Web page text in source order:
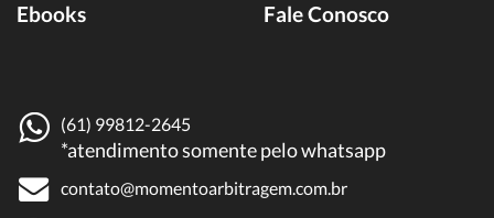
Ebooks
Fale Conosco
(61) 99812-2645
*atendimento somente pelo whatsapp
contato@momentoarbitragem.com.br